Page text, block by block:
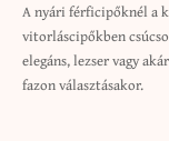
A nyári férficipőknél a
vitorláscipőkben
elegáns, lezser vagy
fazon választásakor.